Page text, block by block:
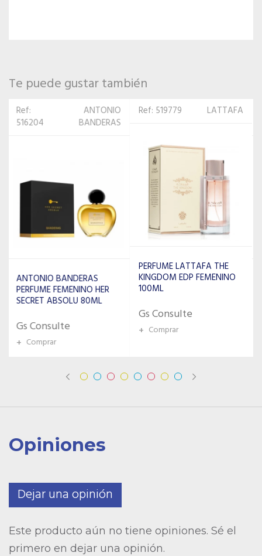
Te puede gustar también
Ref: 519779 LATTAFA
KINGDOM EDP FEMENINO
100ML
+ Comprar
Ref:
COACH
COACH PERFUME
FEMENINO DREAMS
Gs Consulte
Opiniones
Dejar una opinión
Este producto aún no tiene opiniones. Sé el
primero en dejar una opinión.